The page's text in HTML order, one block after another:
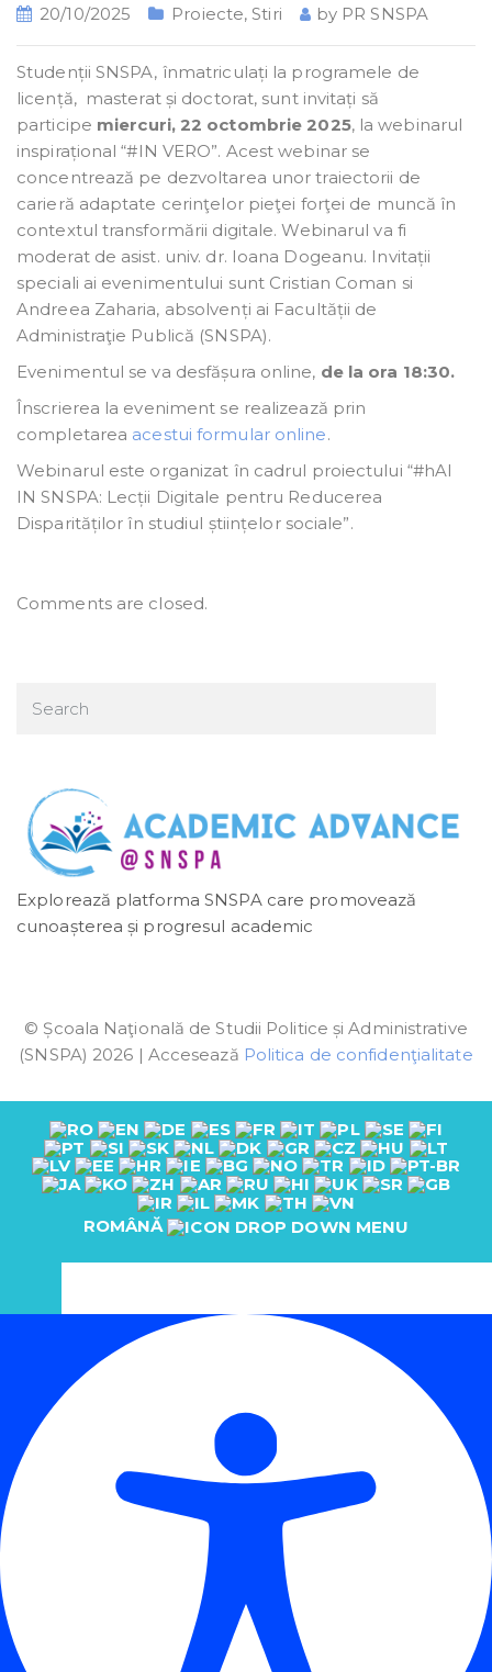
20/10/2025 Proiecte,Stiri by PR SNSPA
Studenții SNSPA, înmatriculați la programele de
licență, masterat și doctorat, sunt invitați să
participe miercuri, 22 octombrie 2025, la webinarul
inspirațional “#IN VERO”. Acest webinar se
concentrează pe dezvoltarea unor traiectorii de
carieră adaptate cerinţelor pieţei forţei de muncă în
contextul transformării digitale. Webinarul va fi
moderat de asist. univ. dr. Ioana Dogeanu. Invitații
speciali ai evenimentului sunt Cristian Coman si
Andreea Zaharia, absolvenți ai Facultății de
Administraţie Publică (SNSPA).
Evenimentul se va desfășura online, de la ora 18:30.
Înscrierea la eveniment se realizează prin
completarea acestui formular online.
Webinarul este organizat în cadrul proiectului “#hAI
IN SNSPA: Lecții Digitale pentru Reducerea
Disparităților în studiul științelor sociale”.
Comments are closed.
Explorează platforma SNSPA care promovează
cunoașterea și progresul academic
© Școala Naţională de Studii Politice și Administrative
(SNSPA) 2026 | Accesează Politica de confidenţialitate
ROMÂNĂ